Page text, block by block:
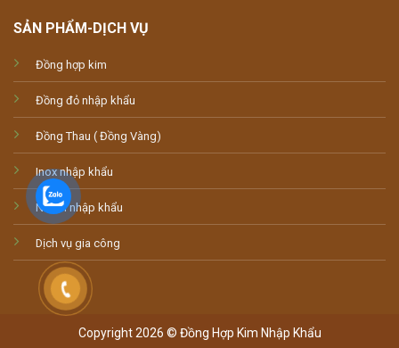
SẢN PHẨM-DỊCH VỤ
Đồng hợp kim
Đồng đỏ nhập khẩu
Đồng Thau ( Đồng Vàng)
Inox nhập khẩu
Nhôm nhập khẩu
Dịch vụ gia công
Copyright 2026 © Đồng Hợp Kim Nhập Khẩu